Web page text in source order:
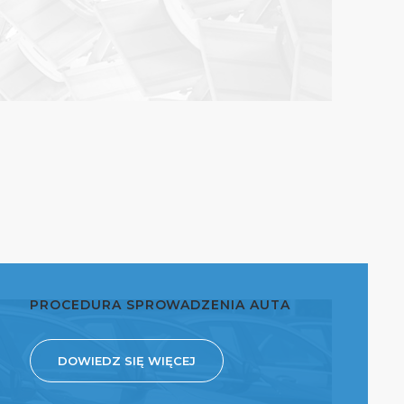
PROCEDURA SPROWADZENIA AUTA
DOWIEDZ SIĘ WIĘCEJ